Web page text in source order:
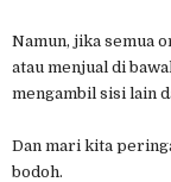
Namun, jika semua
atau menjual di
mengambil sisi lain
Dan mari kita
bodoh.